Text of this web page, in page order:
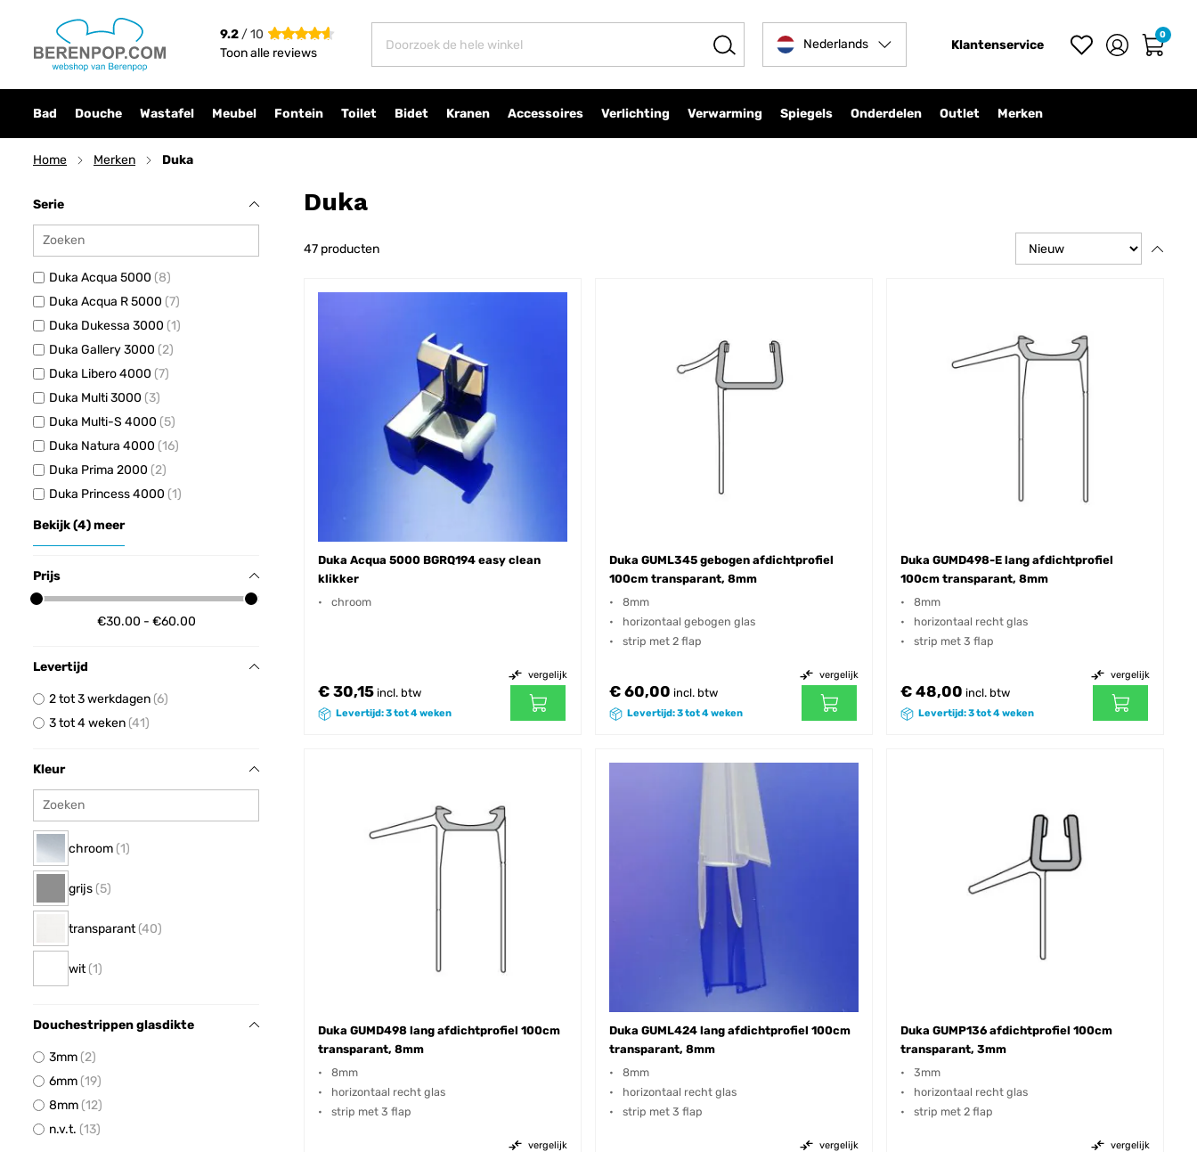
Nederlands Klantenservice
9.2 / 10
Toon alle reviews
0
Bad Douche Wastafel Meubel Fontein Toilet Bidet Kranen Accessoires Verlichting Verwarming Spiegels Onderdelen Outlet Merken
Home Merken Duka
Duka
47 producten
Duka Acqua 5000 BGRQ194 easy clean
klikker
chroom
€ 30,15 incl. btw
Levertijd: 3 tot 4 weken
vergelijk
Duka GUML345 gebogen afdichtprofiel
100cm transparant, 8mm
8mm
horizontaal gebogen glas
strip met 2 flap
€ 60,00 incl. btw
Levertijd: 3 tot 4 weken
vergelijk
Duka GUMD498-E lang afdichtprofiel
100cm transparant, 8mm
8mm
horizontaal recht glas
strip met 3 flap
€ 48,00 incl. btw
Levertijd: 3 tot 4 weken
vergelijk
Duka GUMD498 lang afdichtprofiel 100cm
transparant, 8mm
8mm
horizontaal recht glas
strip met 3 flap
vergelijk
Duka GUML424 lang afdichtprofiel 100cm
transparant, 8mm
8mm
horizontaal recht glas
strip met 3 flap
vergelijk
Duka GUMP136 afdichtprofiel 100cm
transparant, 3mm
3mm
horizontaal recht glas
strip met 2 flap
vergelijk
Serie
Duka Acqua 5000 8
Duka Acqua R 5000 7
Duka Dukessa 3000 1
Duka Gallery 3000 2
Duka Libero 4000 7
Duka Multi 3000 3
Duka Multi-S 4000 5
Duka Natura 4000 16
Duka Prima 2000 2
Duka Princess 4000 1
Bekijk (4) meer
Prijs
€30.00 - €60.00
Levertijd
2 tot 3 werkdagen 6
3 tot 4 weken 41
Kleur
chroom 1
grijs 5
transparant 40
wit 1
Douchestrippen glasdikte
3mm 2
6mm 19
8mm 12
n.v.t. 13